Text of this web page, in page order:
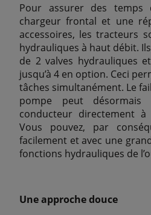
Pour assurer des temps
chargeur frontal et une
accessoires, les tracteurs
hydrauliques à haut débit.
de 2 valves hydrauliques
jusqu’à 4 en option. Ceci
tâches simultanément. Le
pompe peut
conducteur directement
Vous pouvez, par
facilement et avec une
fonctions hydrauliques de
Une approche douce